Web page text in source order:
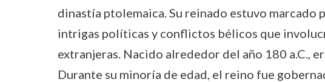
dinastía ptolemaica. Su reinado estuvo marcado
intrigas políticas y conflictos bélicos que
extranjeras. Nacido alrededor del año 180 a.C.,
Durante su minoría de edad, el reino fue